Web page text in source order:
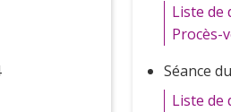
Liste de
Procès-
Séance
Liste de